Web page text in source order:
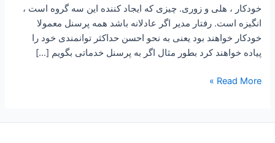
خودکار ، هلی و زوری. چیزی که ایجاد کننده این سه گروه است ،
انگیزه است. رفتار مدیر اگر عادلانه باشد همه پرسنل معمولا
خودکار خواهند بود یعنی به نحو احسن حداکثر توانمندی خود را
پیاده خواهند کرد بطور مثال اگر به پرسنل خدماتی بگویم […]
Read More »